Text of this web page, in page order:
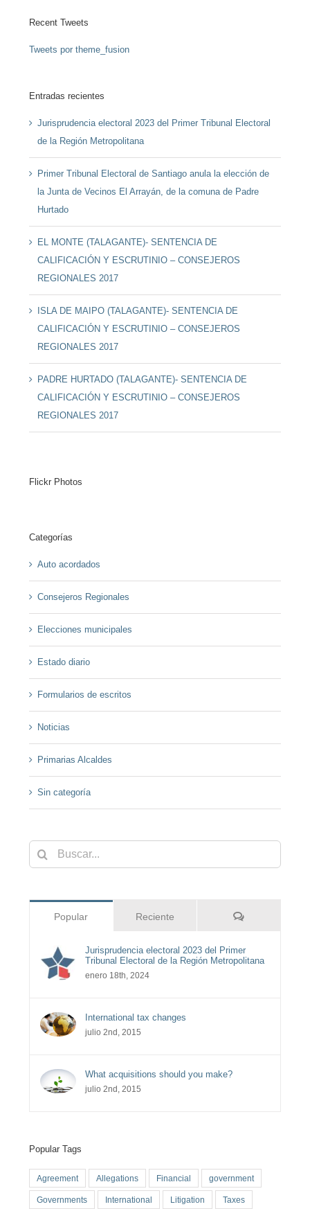
Recent Tweets
Tweets por theme_fusion
Entradas recientes
Jurisprudencia electoral 2023 del Primer Tribunal Electoral
de la Región Metropolitana
Primer Tribunal Electoral de Santiago anula la elección de
la Junta de Vecinos El Arrayán, de la comuna de Padre
Hurtado
EL MONTE (TALAGANTE)- SENTENCIA DE
CALIFICACIÓN Y ESCRUTINIO – CONSEJEROS
REGIONALES 2017
ISLA DE MAIPO (TALAGANTE)- SENTENCIA DE
CALIFICACIÓN Y ESCRUTINIO – CONSEJEROS
REGIONALES 2017
PADRE HURTADO (TALAGANTE)- SENTENCIA DE
CALIFICACIÓN Y ESCRUTINIO – CONSEJEROS
REGIONALES 2017
Flickr Photos
Categorías
Auto acordados
Consejeros Regionales
Elecciones municipales
Estado diario
Formularios de escritos
Noticias
Primarias Alcaldes
Sin categoría
Buscar:
Popular Reciente Comentarios
Jurisprudencia electoral 2023 del Primer
Tribunal Electoral de la Región Metropolitana
enero 18th, 2024
International tax changes
julio 2nd, 2015
What acquisitions should you make?
julio 2nd, 2015
Popular Tags
Agreement Allegations Financial government
Governments International Litigation Taxes